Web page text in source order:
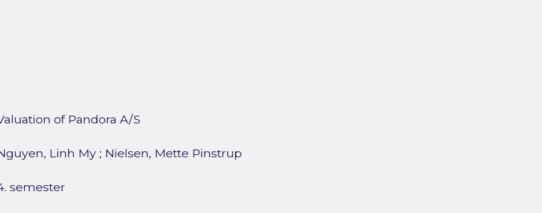
of Pandora A/S
Linh My; Nielsen, Mette Pinstrup
semester